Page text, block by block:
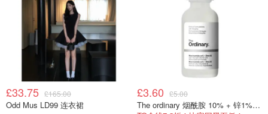
£33.75 £165.00
Odd Mus LD99 连衣裙
£3.60 £5.00
The ordinary 烟酰胺 10% + 锌1% 精华 30ml